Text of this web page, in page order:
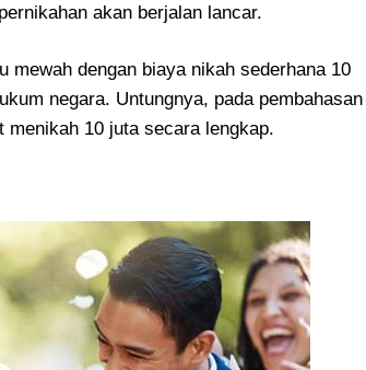
akan berjalan lancar.
mewah dengan biaya nikah sederhana 10
negara. Untungnya, pada pembahasan
10 juta secara lengkap.